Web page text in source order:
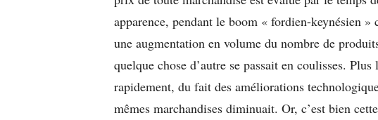
apparence, pendant le boom « fordien-keynésien
une augmentation en volume du nombre de
quelque chose d’autre se passait en coulisses.
rapidement, du fait des améliorations
mêmes marchandises diminuait. Or, c’est bien